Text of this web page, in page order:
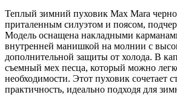
Теплый зимний пуховик Max Mara
приталенным силуэтом и поясом,
Модель оснащена накладными
внутренней манишкой на молнии с
дополнительной защиты от холода. В
съемный мех песца, который можно
необходимости. Этот пуховик сочетает
практичность, идеально подходя для